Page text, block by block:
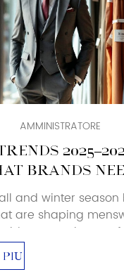
AMMINISTRATORE
BRANDS
and winter
are shaping
As a suit
trend with specific
PIÙ